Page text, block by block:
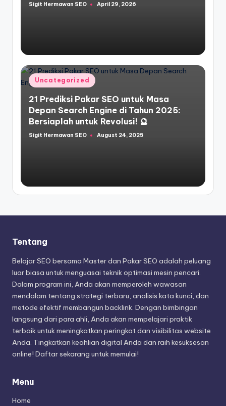
Posted
Sigit Hermawan SEO April 29, 2026
Posted
in
Uncategorized
21 Prediksi Pakar SEO untuk Masa
Depan Search Engine di Tahun 2025:
Bersiaplah untuk Revolusi! 🔮
Posted
Sigit Hermawan SEO August 24, 2025
Tentang
Belajar SEO bersama Master dan Pakar SEO adalah peluang
luar biasa untuk menguasai teknik optimasi mesin pencari.
Dalam program ini, Anda akan memperoleh wawasan
mendalam tentang strategi terbaru, analisis kata kunci, dan
metode efektif membangun backlink. Dengan bimbingan
langsung dari para ahli, Anda akan mempelajari praktik
terbaik untuk meningkatkan peringkat dan visibilitas website
Anda. Tingkatkan keahlian digital Anda dan raih kesuksesan
online! Daftar sekarang untuk memulai!
Menu
Home